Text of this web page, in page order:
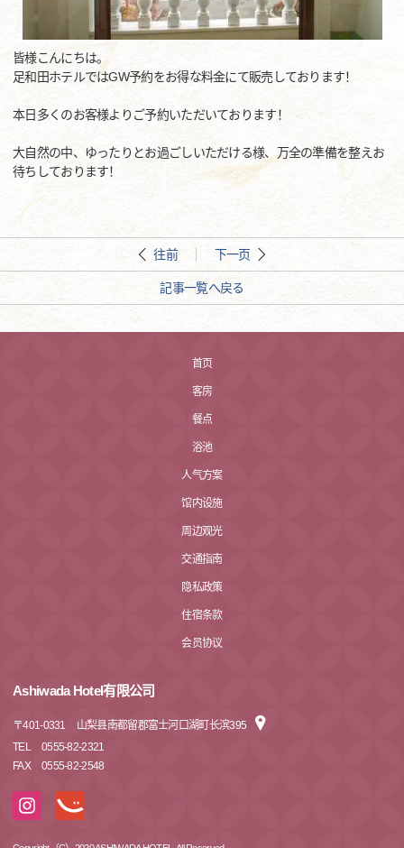
皆様こんにちは。
足和田ホテルではGW予約をお得な料金にて販売しております！
本日多くのお客様よりご予約いただいております！
大自然の中、ゆったりとお過ごしいただける様、万全の準備を整えお
待ちしております！
往前 下一页
記事一覧へ戻る
首页
客房
餐点
浴池
人气方案
馆内设施
周边观光
交通指南
隐私政策
住宿条款
会员协议
Ashiwada Hotel有限公司
〒401-0331
山梨县南都留郡富士河口湖町长滨395
TEL
0555-82-2321
FAX
0555-82-2548